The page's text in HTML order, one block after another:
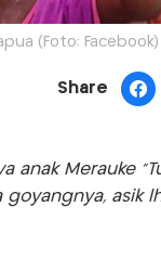
(Foto: Facebook)
Share
anak Merauke
asik